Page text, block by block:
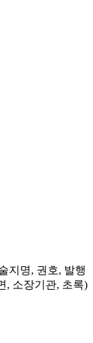
지명, 권호, 발행
, 소장기관, 초록)